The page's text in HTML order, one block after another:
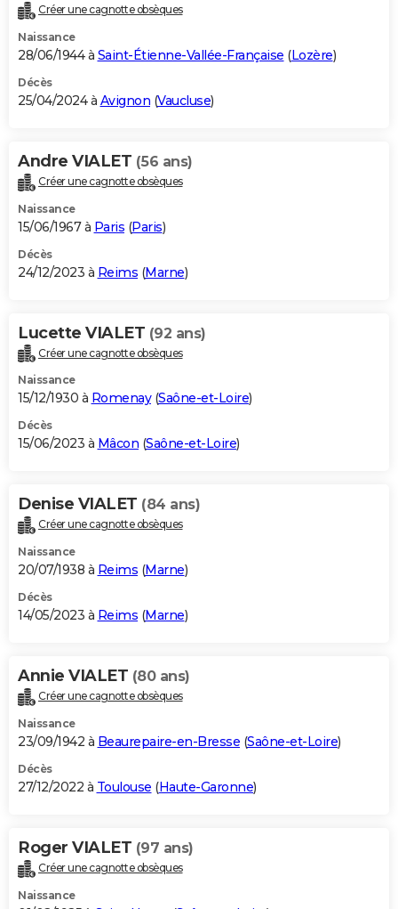
Créer une cagnotte obsèques
Naissance
28/06/1944 à Saint-Étienne-Vallée-Française (Lozère)
Décès
25/04/2024 à Avignon (Vaucluse)
Andre VIALET (56 ans)
Créer une cagnotte obsèques
Naissance
15/06/1967 à Paris (Paris)
Décès
24/12/2023 à Reims (Marne)
Lucette VIALET (92 ans)
Créer une cagnotte obsèques
Naissance
15/12/1930 à Romenay(Saône-et-Loire)
Décès
15/06/2023 à Mâcon (Saône-et-Loire)
Denise VIALET (84 ans)
Créer une cagnotte obsèques
Naissance
20/07/1938 à Reims (Marne)
Décès
14/05/2023 à Reims (Marne)
Annie VIALET (80 ans)
Créer une cagnotte obsèques
Naissance
23/09/1942 à Beaurepaire-en-Bresse (Saône-et-Loire)
Décès
27/12/2022 à Toulouse (Haute-Garonne)
Roger VIALET (97 ans)
Créer une cagnotte obsèques
Naissance